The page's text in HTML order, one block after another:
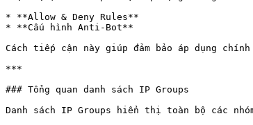
* **Allow & Deny Rules**
* **Cấu hình Anti-Bot**
Cách tiếp cận này giúp đảm bảo áp dụng
***
### Tổng quan danh sách IP Groups
Danh sách IP Groups hiển thị toàn bộ các